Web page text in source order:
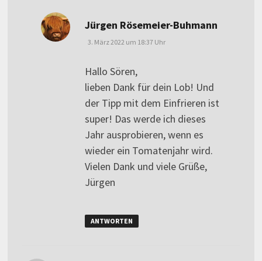
Jürgen Rösemeier-Buhmann
3. März 2022 um 18:37 Uhr
Hallo Sören,
lieben Dank für dein Lob! Und
der Tipp mit dem Einfrieren ist
super! Das werde ich dieses
Jahr ausprobieren, wenn es
wieder ein Tomatenjahr wird.
Vielen Dank und viele Grüße,
Jürgen
ANTWORTEN